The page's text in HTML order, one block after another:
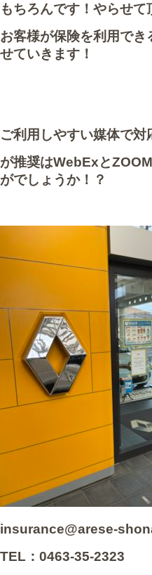
もちろんです！やらせて
お客様が保険を利用で
せていきます！
ご利用しやすい媒体で対
が推奨はWebExと
がでしょうか！？
insurance@arese-
TEL：0463-35-2323